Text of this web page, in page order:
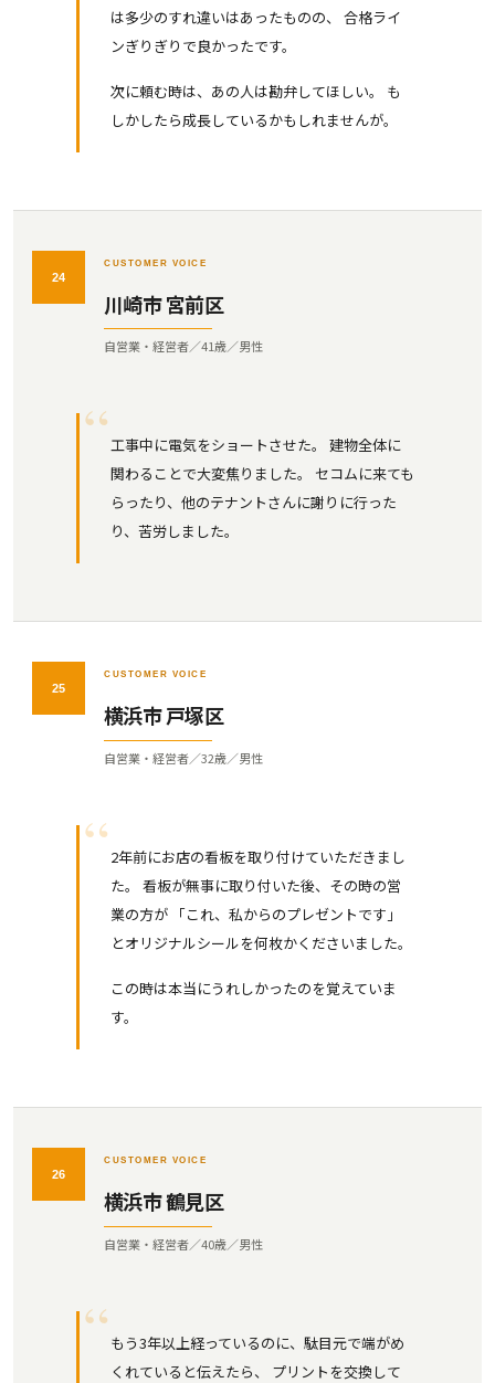
は多少のすれ違いはあったものの、 合格ライ
ンぎりぎりで良かったです。
次に頼む時は、あの人は勘弁してほしい。 も
しかしたら成長しているかもしれませんが。
24
CUSTOMER VOICE
川崎市 宮前区
自営業・経営者／41歳／男性
工事中に電気をショートさせた。 建物全体に
関わることで大変焦りました。 セコムに来ても
らったり、他のテナントさんに謝りに行った
り、苦労しました。
25
CUSTOMER VOICE
横浜市 戸塚区
自営業・経営者／32歳／男性
2年前にお店の看板を取り付けていただきまし
た。 看板が無事に取り付いた後、その時の営
業の方が 「これ、私からのプレゼントです」
とオリジナルシールを何枚かくださいました。
この時は本当にうれしかったのを覚えていま
す。
26
CUSTOMER VOICE
横浜市 鶴見区
自営業・経営者／40歳／男性
もう3年以上経っているのに、駄目元で端がめ
くれていると伝えたら、 プリントを交換して